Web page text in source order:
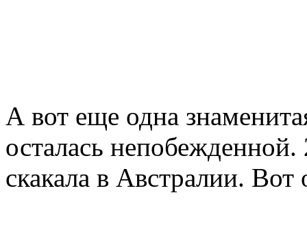
А вот еще одна
осталась
скакала в Австралии.